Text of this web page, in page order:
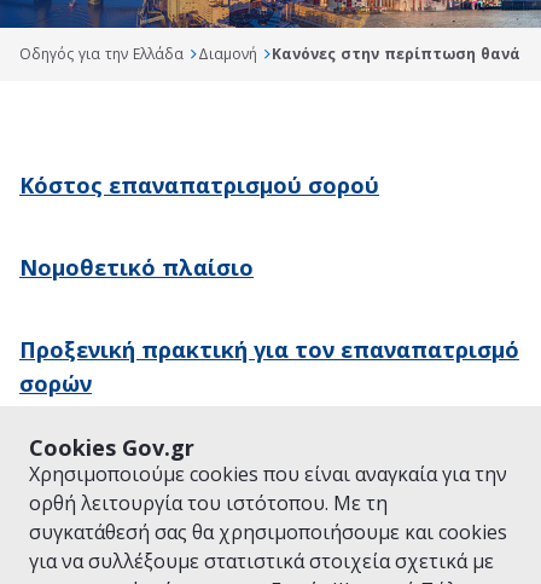
Cookies Gov.gr
Χρησιμοποιούμε cookies που είναι αναγκαία για την
ορθή λειτουργία του ιστότοπου. Με τη
συγκατάθεσή σας θα χρησιμοποιήσουμε και cookies
για να συλλέξουμε στατιστικά στοιχεία σχετικά με
Οδηγός για την Ελλάδα Διαμονή Κανόνες στην περίπτωση
Κόστος επαναπατρισμού σορού
Νομοθετικό πλαίσιο
Προξενική πρακτική για τον επαναπατρισμό
σορών
ΕΠΙΣΚΕΦΘΕΙΤΕ ΤΟ GOV.GR ΤΟΜΕΙΣ ΠΟΛΙΤΙΚΗΣ